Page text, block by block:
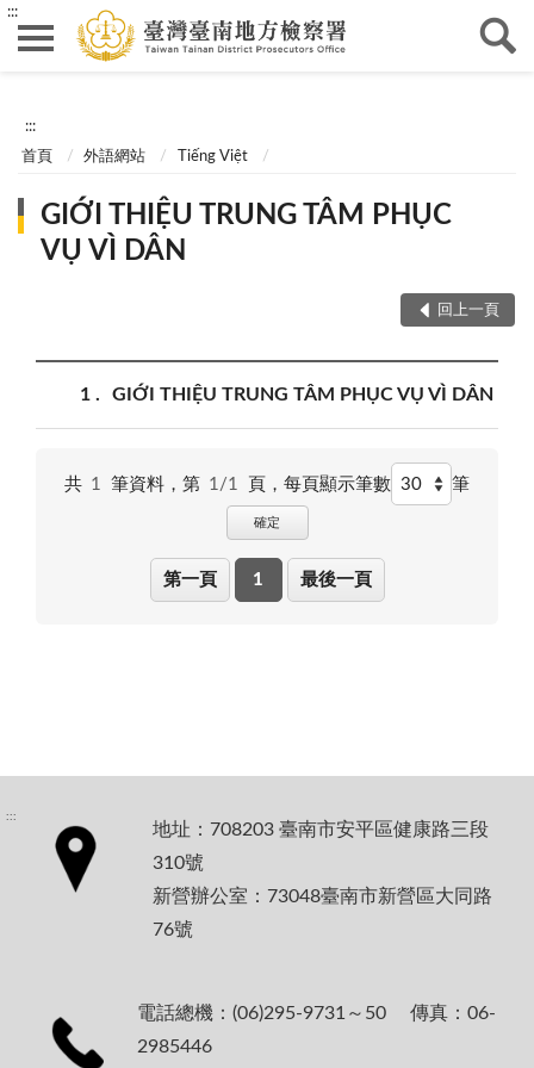
:::
:::
首頁 外語網站 Tiếng Việt
GIỚI THIỆU TRUNG TÂM PHỤC
VỤ VÌ DÂN
回上一頁
1 GIỚI THIỆU TRUNG TÂM PHỤC VỤ VÌ DÂN
共 1 筆資料，第 1/1 頁， 每頁顯示筆數 筆
確定
第一頁 1 最後一頁
:::
地址：708203 臺南市安平區健康路三段
310號
新營辦公室：73048臺南市新營區大同路
76號
電話總機：(06)295-9731～50 傳真：06-
2985446